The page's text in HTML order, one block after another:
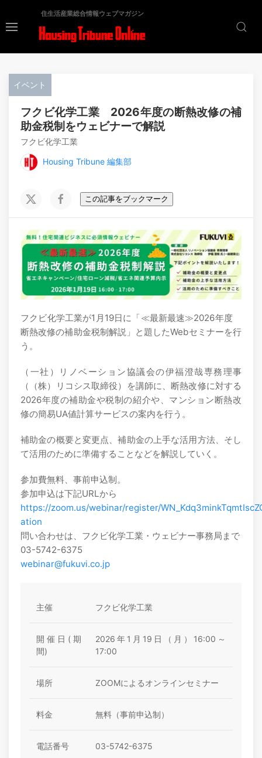
住生活産業総合情報ウェブマガジン
イベント
フクビ化学工業 2026年度の断熱改修の補
助金税制をウェビナーで解説
フクビ化学工業
Housing Tribune 編集部
この記事をブックマーク
フクビ化学工業が1月19日に「≪最新最速≫2026年度
断熱改修の補助金税制解説」と題したWebセミナーを行
う。
（一社）リノベーション協議会の伊福澄哉専務理事
（（株）リコシス取締役）を講師に、断熱改修に対する
2026年度の補助金や税制の紹介や、マンション断熱改
修の簡易UA値計算サービスの案内を行う。
補助金の概要と変更点、補助金の上手な活用方法、そし
て活用のために準備することなどを解説していく。
参加費無料、事前申込制。
参加申込は下記URLから
https://zoom.us/webinar/register/
ation
問い合わせは、フクビ化学工業・ウェビナー事務局まで
03-5742-6375
webinar@fukuvi.co.jp
主催 フクビ化学工業
開催日(期
間)
2026年1月19日（月）16:00～
17:00
場所 ZOOMによるオンラインセミナー
料金 無料（事前申込制）
電話番号 03-5742-6375